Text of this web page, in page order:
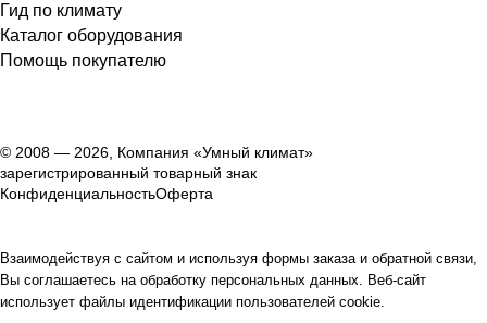
Гид по климату
Каталог оборудования
Помощь покупателю
© 2008 — 2026, Компания «Умный климат»
зарегистрированный товарный знак
КонфиденциальностьОферта
Взаимодействуя с сайтом и используя формы заказа и обратной связи,
Вы соглашаетесь на обработку персональных данных. Веб-сайт
использует файлы идентификации пользователей cookie.